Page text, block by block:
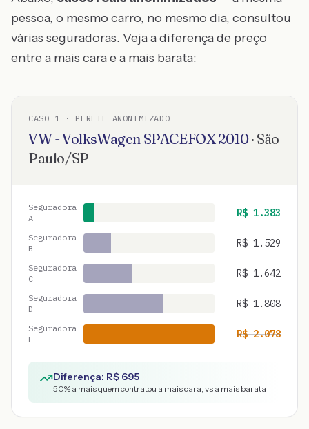
pessoa, o mesmo carro, no mesmo dia, consultou
várias seguradoras. Veja a diferença de preço
entre a mais cara e a mais barata:
CASO 1 · PERFIL ANONIMIZADO
VW - VolksWagen SPACEFOX2010· São
Paulo/SP
Seguradora
A
R$ 1.383
Seguradora
B
R$ 1.529
Seguradora
C
R$ 1.642
Seguradora
D
R$ 1.808
Seguradora
E
R$2.078
Diferença: R$ 695
50% a mais quem contratou a mais cara, vs a mais barata